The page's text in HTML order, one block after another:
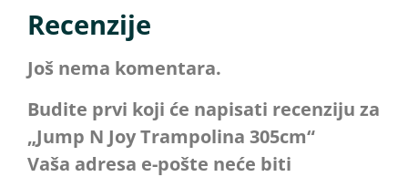
Recenzije
Još nema komentara.
Budite prvi koji će napisati recenziju za
„Jump N Joy Trampolina 305cm“
Vaša adresa e-pošte neće biti